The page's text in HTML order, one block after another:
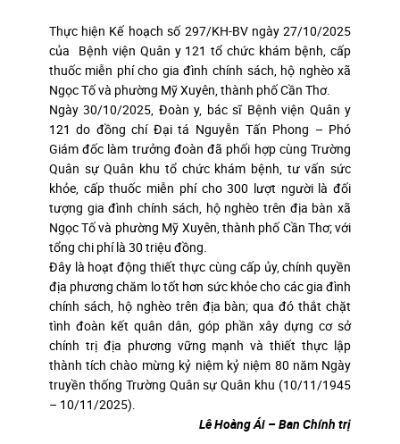
Thực hiện Kế hoạch số 297/KH-BV ngày 27/10/2025
của Bệnh viện Quân y 121 tổ chức khám bệnh, cấp
thuốc miễn phí cho gia đình chính sách, hộ nghèo xã
Ngọc Tố và phường Mỹ Xuyên, thành phố Cần Thơ.
Ngày 30/10/2025, Đoàn y, bác sĩ Bệnh viện Quân y
121 do đồng chí Đại tá Nguyễn Tấn Phong – Phó
Giám đốc làm trưởng đoàn đã phối hợp cùng Trường
Quân sự Quân khu tổ chức khám bệnh, tư vấn sức
khỏe, cấp thuốc miễn phí cho 300 lượt người là đối
tượng gia đình chính sách, hộ nghèo trên địa bàn xã
Ngọc Tố và phường Mỹ Xuyên, thành phố Cần Thơ; với
tổng chi phí là 30 triệu đồng.
Đây là hoạt động thiết thực cùng cấp ủy, chính quyền
địa phương chăm lo tốt hơn sức khỏe cho các gia đình
chính sách, hộ nghèo trên địa bàn; qua đó thắt chặt
tình đoàn kết quân dân, góp phần xây dựng cơ sở
chính trị địa phương vững mạnh và thiết thực lập
thành tích chào mừng kỷ niệm kỷ niệm 80 năm Ngày
truyền thống Trường Quân sự Quân khu (10/11/1945
– 10/11/2025).
Lê Hoàng Ái – Ban Chính trị